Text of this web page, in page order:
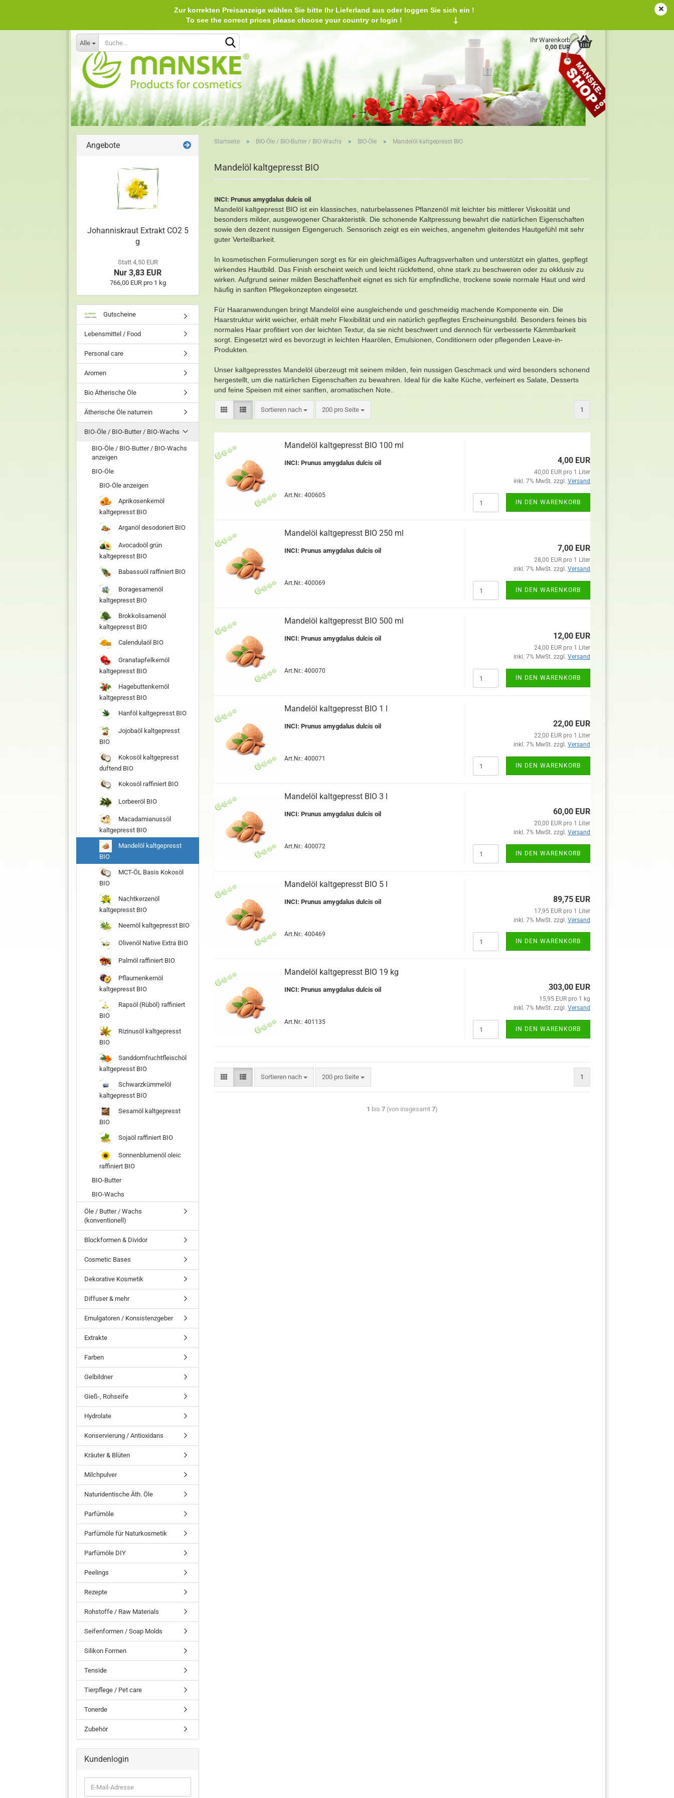
Alle Ihr Warenkorb
0,00 EUR
Zur korrekten Preisanzeige wählen Sie bitte Ihr Lieferland aus oder loggen Sie sich ein !
To see the correct prices please choose your country or login !
↓
Startseite » BIO-Öle / BIO-Butter / BIO-Wachs » BIO-Öle » Mandelöl kaltgepresst BIO
Mandelöl kaltgepresst BIO
INCI: Prunus amygdalus dulcis oil
Mandelöl kaltgepresst BIO ist ein klassisches, naturbelassenes Pflanzenöl mit leichter bis mittlerer Viskosität und
besonders milder, ausgewogener Charakteristik. Die schonende Kaltpressung bewahrt die natürlichen Eigenschaften
sowie den dezent nussigen Eigengeruch. Sensorisch zeigt es ein weiches, angenehm gleitendes Hautgefühl mit sehr
guter Verteilbarkeit.
In kosmetischen Formulierungen sorgt es für ein gleichmäßiges Auftragsverhalten und unterstützt ein glattes, gepflegt
wirkendes Hautbild. Das Finish erscheint weich und leicht rückfettend, ohne stark zu beschweren oder zu okklusiv zu
wirken. Aufgrund seiner milden Beschaffenheit eignet es sich für empfindliche, trockene sowie normale Haut und wird
häufig in sanften Pflegekonzepten eingesetzt.
Für Haaranwendungen bringt Mandelöl eine ausgleichende und geschmeidig machende Komponente ein. Die
Haarstruktur wirkt weicher, erhält mehr Flexibilität und ein natürlich gepflegtes Erscheinungsbild. Besonders feines bis
normales Haar profitiert von der leichten Textur, da sie nicht beschwert und dennoch für verbesserte Kämmbarkeit
sorgt. Eingesetzt wird es bevorzugt in leichten Haarölen, Emulsionen, Conditionern oder pflegenden Leave-in-
Produkten.
Unser kaltgepresstes Mandelöl überzeugt mit seinem milden, fein nussigen Geschmack und wird besonders schonend
hergestellt, um die natürlichen Eigenschaften zu bewahren. Ideal für die kalte Küche, verfeinert es Salate, Desserts
und feine Speisen mit einer sanften, aromatischen Note..
Sortieren nach 200 pro Seite 1
Mandelöl kaltgepresst BIO 100 ml
INCI: Prunus amygdalus dulcis oil
Art.Nr.: 400605
4,00 EUR
40,00 EUR pro 1 Liter
inkl. 7% MwSt. zzgl. Versand
IN DEN WARENKORB
Mandelöl kaltgepresst BIO 250 ml
INCI: Prunus amygdalus dulcis oil
Art.Nr.: 400069
7,00 EUR
28,00 EUR pro 1 Liter
inkl. 7% MwSt. zzgl. Versand
IN DEN WARENKORB
Mandelöl kaltgepresst BIO 500 ml
INCI: Prunus amygdalus dulcis oil
Art.Nr.: 400070
12,00 EUR
24,00 EUR pro 1 Liter
inkl. 7% MwSt. zzgl. Versand
IN DEN WARENKORB
Mandelöl kaltgepresst BIO 1 l
INCI: Prunus amygdalus dulcis oil
Art.Nr.: 400071
22,00 EUR
22,00 EUR pro 1 Liter
inkl. 7% MwSt. zzgl. Versand
IN DEN WARENKORB
Mandelöl kaltgepresst BIO 3 l
INCI: Prunus amygdalus dulcis oil
Art.Nr.: 400072
60,00 EUR
20,00 EUR pro 1 Liter
inkl. 7% MwSt. zzgl. Versand
IN DEN WARENKORB
Mandelöl kaltgepresst BIO 5 l
INCI: Prunus amygdalus dulcis oil
Art.Nr.: 400469
89,75 EUR
17,95 EUR pro 1 Liter
inkl. 7% MwSt. zzgl. Versand
IN DEN WARENKORB
Mandelöl kaltgepresst BIO 19 kg
INCI: Prunus amygdalus dulcis oil
Art.Nr.: 401135
303,00 EUR
15,95 EUR pro 1 kg
inkl. 7% MwSt. zzgl. Versand
IN DEN WARENKORB
Sortieren nach 200 pro Seite 1
1 bis 7 (von insgesamt 7)
Angebote
Johanniskraut Extrakt CO2 5
g
Statt 4,50 EUR
Nur 3,83 EUR
766,00 EUR pro 1 kg
Gutscheine
Lebensmittel / Food
Personal care
Aromen
Bio Ätherische Öle
Ätherische Öle naturrein
BIO-Öle / BIO-Butter / BIO-Wachs
BIO-Öle / BIO-Butter / BIO-Wachs
anzeigen
BIO-Öle
BIO-Öle anzeigen
Aprikosenkernöl
kaltgepresst BIO
Arganöl desodoriert BIO
Avocadoöl grün
kaltgepresst BIO
Babassuöl raffiniert BIO
Boragesamenöl
kaltgepresst BIO
Brokkolisamenöl
kaltgepresst BIO
Calendulaöl BIO
Granatapfelkernöl
kaltgepresst BIO
Hagebuttenkernöl
kaltgepresst BIO
Hanföl kaltgepresst BIO
Jojobaöl kaltgepresst
BIO
Kokosöl kaltgepresst
duftend BIO
Kokosöl raffiniert BIO
Lorbeeröl BIO
Macadamianussöl
kaltgepresst BIO
Mandelöl kaltgepresst
BIO
MCT-ÖL Basis Kokosöl
BIO
Nachtkerzenöl
kaltgepresst BIO
Neemöl kaltgepresst BIO
Olivenöl Native Extra BIO
Palmöl raffiniert BIO
Pflaumenkernöl
kaltgepresst BIO
Rapsöl (Rüböl) raffiniert
BIO
Rizinusöl kaltgepresst
BIO
Sanddornfruchtfleischöl
kaltgepresst BIO
Schwarzkümmelöl
kaltgepresst BIO
Sesamöl kaltgepresst
BIO
Sojaöl raffiniert BIO
Sonnenblumenöl oleic
raffiniert BIO
BIO-Butter
BIO-Wachs
Öle / Butter / Wachs
(konventionell)
Blockformen & Dividor
Cosmetic Bases
Dekorative Kosmetik
Diffuser & mehr
Emulgatoren / Konsistenzgeber
Extrakte
Farben
Gelbildner
Gieß-, Rohseife
Hydrolate
Konservierung / Antioxidans
Kräuter & Blüten
Milchpulver
Naturidentische Äth. Öle
Parfümöle
Parfümöle für Naturkosmetik
Parfümöle DIY
Peelings
Rezepte
Rohstoffe / Raw Materials
Seifenformen / Soap Molds
Silikon Formen
Tenside
Tierpflege / Pet care
Tonerde
Zubehör
Kundenlogin